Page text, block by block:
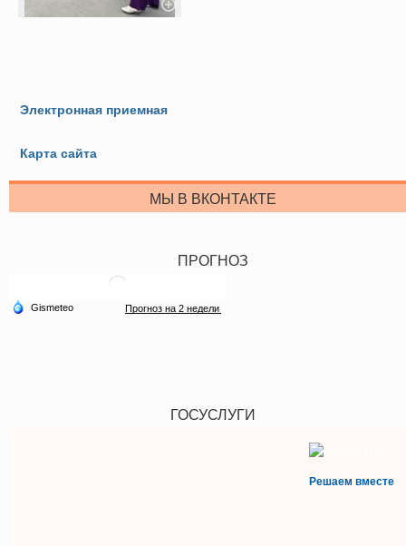
Электронная приемная
Карта сайта
МЫ В ВКОНТАКТЕ
ПРОГНОЗ
ГОСУСЛУГИ
Решаем вместе